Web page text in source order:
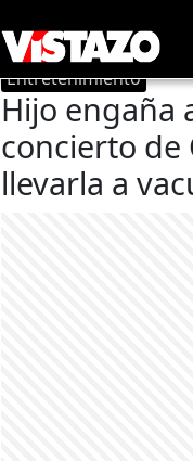
Entretenimiento
Hijo engaña
concierto de
llevarla a